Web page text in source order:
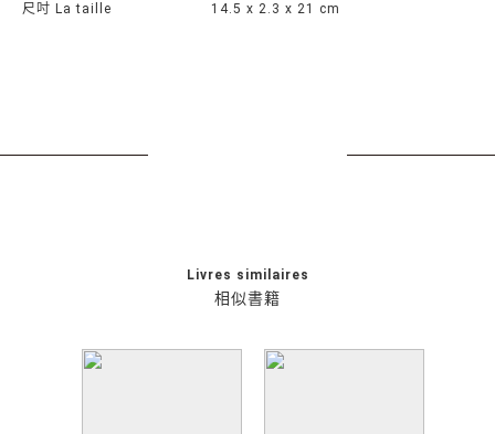
尺吋 La taille
14.5 x 2.3 x 21 cm
相似書籍
Livres similaires